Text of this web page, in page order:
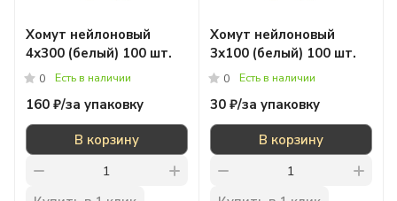
Xомут нейлоновый
4х300 (белый) 100 шт.
0 Есть в наличии
160 ₽/за упаковку
В корзину
Xомут нейлоновый
3х100 (белый) 100 шт.
0 Есть в наличии
30 ₽/за упаковку
В корзину